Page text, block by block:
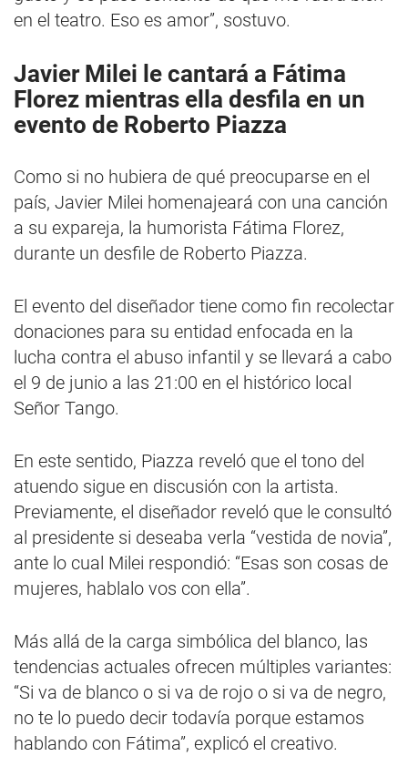
en el teatro. Eso es amor”, sostuvo.
Javier Milei le cantará a Fátima
Florez mientras ella desfila en un
evento de Roberto Piazza
Como si no hubiera de qué preocuparse en el
país, Javier Milei homenajeará con una canción
a su expareja, la humorista Fátima Florez,
durante un desfile de Roberto Piazza.
El evento del diseñador tiene como fin recolectar
donaciones para su entidad enfocada en la
lucha contra el abuso infantil y se llevará a cabo
el 9 de junio a las 21:00 en el histórico local
Señor Tango.
En este sentido, Piazza reveló que el tono del
atuendo sigue en discusión con la artista.
Previamente, el diseñador reveló que le consultó
al presidente si deseaba verla “vestida de novia”,
ante lo cual Milei respondió: “Esas son cosas de
mujeres, hablalo vos con ella”.
Más allá de la carga simbólica del blanco, las
tendencias actuales ofrecen múltiples variantes:
“Si va de blanco o si va de rojo o si va de negro,
no te lo puedo decir todavía porque estamos
hablando con Fátima”, explicó el creativo.